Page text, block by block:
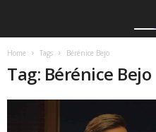
Home Tags Bérénice Bejo
Tag: Bérénice Bejo